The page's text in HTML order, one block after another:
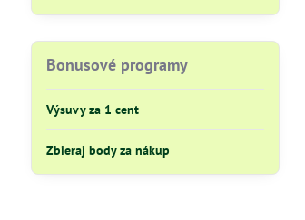
Bonusové programy
Výsuvy za 1 cent
Zbieraj body za nákup